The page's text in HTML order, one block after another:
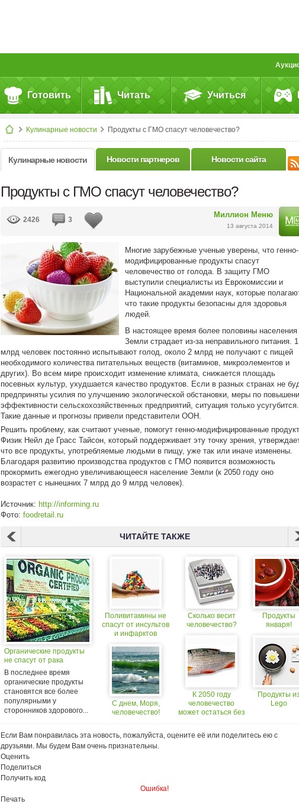
Готовить Читать Учиться
Кулинарные новости Продукты с ГМО спасут человечество?
Кулинарные новости Новости партнеров Новости сайта
Продукты с ГМО спасут человечество?
Миллион Меню
13 августа 2014
2426 3
Многие зарубежные ученые уверены, что генно-
модифицированные продукты спасут
человечество от голода. В защиту ГМО
выступили специалисты из Еврокомиссии и
Национальной академии наук, которые
что такие продукты безопасны для здоровья
людей.
В настоящее время более половины населения
Земли страдает из-за неправильного питания. 1
млрд человек постоянно испытывают голод, около 2 млрд не получают с пищей
необходимого количества питательных веществ (витаминов, микроэлементов и
других). Во всем мире происходит изменение климата, снижается площадь
посевных культур, ухудшается качество продуктов. Если в разных странах не
предприняты усилия по улучшению экологической обстановки, меры по
эффективности сельскохозяйственных предприятий, ситуация только усугубится.
Такие данные и прогнозы привели представители ООН.
Решить проблему, как считают ученые, помогут генно-модифицированные
Физик Нейл де Грасс Тайсон, который поддерживает эту точку зрения,
что все продукты, употребляемые людьми в пищу, уже так или иначе изменены.
Благодаря развитию производства продуктов с ГМО появится возможность
прокормить ежегодно увеличивающееся население Земли (к 2050 году оно
возрастет с нынешних 7 млрд до 9 млрд человек).
Источник: http://informing.ru
Фото: foodretail.ru
ЧИТАЙТЕ ТАКЖЕ
Органические продукты
не спасут от рака
В последнее время
органические продукты
становятся все более
популярными у
сторонников здорового...
Поливитамины не
спасут от инсультов
и инфарктов
С днем, Моря,
человечество!
Сколько весит
человечество?
К 2050 году
человечество
может остаться без
Продукты
января!
Продукты
Lego
Если Вам понравилась эта новость, пожалуйста, оцените её или поделитесь ею с
друзьями. Мы будем Вам очень признательны.
Оценить
Поделиться
Получить код
Ошибка!
Печать